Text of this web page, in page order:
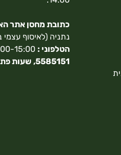
כתובת מחסן אתר
נתניה (לאיסוף
הטלפוני : 9:00-15:00,
5585151, שעות